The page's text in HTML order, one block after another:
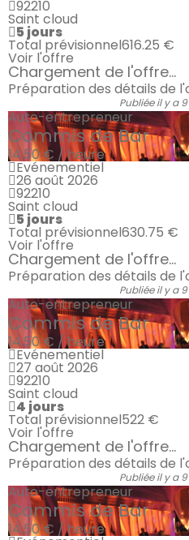
92210
Saint cloud
5 jours
Total prévisionnel616.25 €
Voir l'offre
Chargement de l'offre...
Préparation des détails de
Publiée il y a
Auto-entrepreneur
Commis de Bar
14.50 € / heure
Evénementiel
26 août 2026
92210
Saint cloud
5 jours
Total prévisionnel630.75 €
Voir l'offre
Chargement de l'offre...
Préparation des détails de
Publiée il y a
Auto-entrepreneur
Commis de Bar
14.50 € / heure
Evénementiel
27 août 2026
92210
Saint cloud
4 jours
Total prévisionnel522 €
Voir l'offre
Chargement de l'offre...
Préparation des détails de
Publiée il y a
Auto-entrepreneur
Commis de Bar
14.50 € / heure